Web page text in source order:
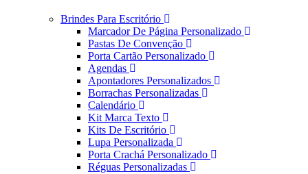
Brindes Para Escritório
Marcador De Página Personalizado
Pastas De Convenção
Porta Cartão Personalizado
Agendas
Apontadores Personalizados
Borrachas Personalizadas
Calendário
Kit Marca Texto
Kits De Escritório
Lupa Personalizada
Porta Crachá Personalizado
Réguas Personalizadas